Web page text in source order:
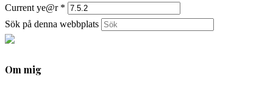
Current ye@r *
Sök på denna webbplats
Om mig